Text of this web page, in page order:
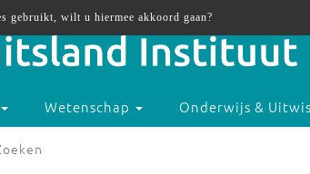
Wetenschap Onderwijs &
gebruikt, wilt u hiermee akkoord gaan?